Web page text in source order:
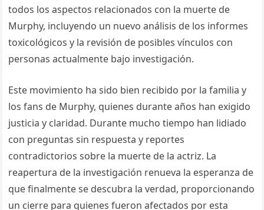
todos los aspectos relacionados con la muerte de
Murphy, incluyendo un nuevo análisis de los informes
toxicológicos y la revisión de posibles vínculos con
personas actualmente bajo investigación.
Este movimiento ha sido bien recibido por la familia y
los fans de Murphy, quienes durante años han exigido
justicia y claridad. Durante mucho tiempo han lidiado
con preguntas sin respuesta y reportes
contradictorios sobre la muerte de la actriz. La
reapertura de la investigación renueva la esperanza de
que finalmente se descubra la verdad, proporcionando
un cierre para quienes fueron afectados por esta